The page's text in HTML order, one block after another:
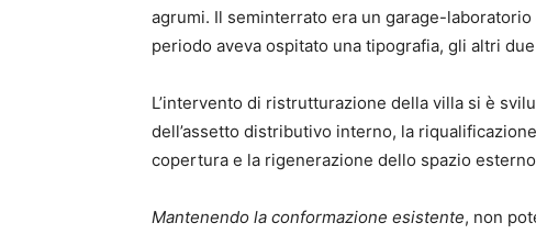
agrumi. Il seminterrato era un garage-
periodo aveva ospitato una tipografia, gli altri
L’intervento di ristrutturazione della villa si è
dell’assetto distributivo interno, la
copertura e la rigenerazione dello spazio
Mantenendo la conformazione esistente, non